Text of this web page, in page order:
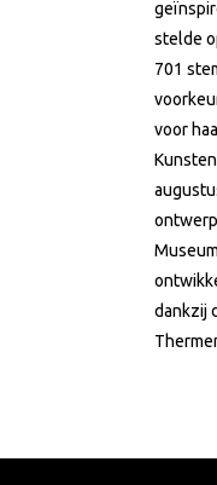
stelde
701
voor
dankzij